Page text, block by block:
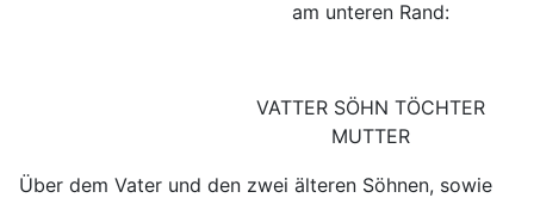
am unteren Rand:
VATTER SÖHN TÖCHTER
MUTTER
Über dem Vater und den zwei älteren Söhnen, sowie